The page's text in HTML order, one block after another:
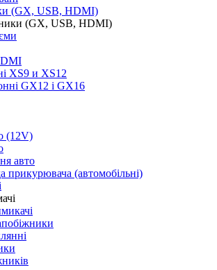
(GX, USB, HDMI)
(GX, USB, HDMI)
XS9 и XS12
GX12 і GX16
(12V)
авто
прикурювача (автомобільні)